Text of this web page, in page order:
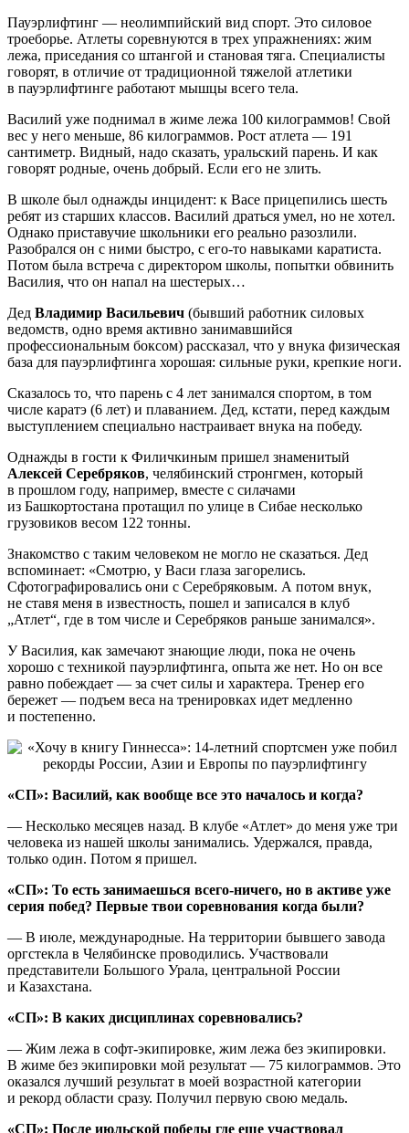
Пауэрлифтинг — неолимпийский вид спорт. Это силовое
троеборье. Атлеты соревнуются в трех упражнениях: жим
лежа, приседания со штангой и становая тяга. Специалисты
говорят, в отличие от традиционной тяжелой атлетики
в пауэрлифтинге работают мышцы всего тела.
Василий уже поднимал в жиме лежа 100 килограммов! Свой
вес у него меньше, 86 килограммов. Рост атлета — 191
сантиметр. Видный, надо сказать, уральский парень. И как
говорят родные, очень добрый. Если его не злить.
В школе был однажды инцидент: к Васе прицепились шесть
ребят из старших классов. Василий драться умел, но не хотел.
Однако приставучие школьники его реально разозлили.
Разобрался он с ними быстро, с его-то навыками каратиста.
Потом была встреча с директором школы, попытки обвинить
Василия, что он напал на шестерых…
Дед Владимир Васильевич (бывший работник силовых
ведомств, одно время активно занимавшийся
профессиональным боксом) рассказал, что у внука физическая
база для пауэрлифтинга хорошая: сильные руки, крепкие ноги.
Сказалось то, что парень с 4 лет занимался спортом, в том
числе каратэ (6 лет) и плаванием. Дед, кстати, перед каждым
выступлением специально настраивает внука на победу.
Однажды в гости к Филичкиным пришел знаменитый
Алексей Серебряков, челябинский стронгмен, который
в прошлом году, например, вместе с силачами
из Башкортостана протащил по улице в Сибае несколько
грузовиков весом 122 тонны.
Знакомство с таким человеком не могло не сказаться. Дед
вспоминает: «Смотрю, у Васи глаза загорелись.
Сфотографировались они с Серебряковым. А потом внук,
не ставя меня в известность, пошел и записался в клуб
„Атлет“, где в том числе и Серебряков раньше занимался».
У Василия, как замечают знающие люди, пока не очень
хорошо с техникой пауэрлифтинга, опыта же нет. Но он все
равно побеждает — за счет силы и характера. Тренер его
бережет — подъем веса на тренировках идет медленно
и постепенно.
«СП»: Василий, как вообще все это началось и когда?
— Несколько месяцев назад. В клубе «Атлет» до меня уже три
человека из нашей школы занимались. Удержался, правда,
только один. Потом я пришел.
«СП»: То есть занимаешься всего-ничего, но в активе уже
серия побед? Первые твои соревнования когда были?
— В июле, международные. На территории бывшего завода
оргстекла в Челябинске проводились. Участвовали
представители Большого Урала, центральной России
и Казахстана.
«СП»: В каких дисциплинах соревновались?
— Жим лежа в софт-экипировке, жим лежа без экипировки.
В жиме без экипировки мой результат — 75 килограммов. Это
оказался лучший результат в моей возрастной категории
и рекорд области сразу. Получил первую свою медаль.
«СП»: После июльской победы где еще участвовал